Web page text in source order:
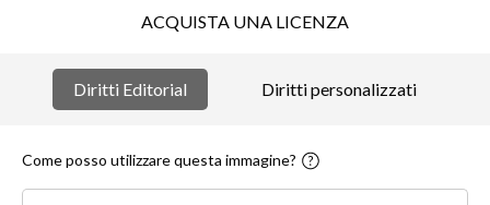
ACQUISTA UNA LICENZA
Diritti Editorial Diritti personalizzati
Come posso utilizzare questa immagine?